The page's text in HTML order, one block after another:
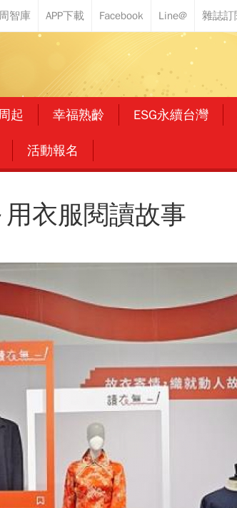
起 幸福熟齡 ESG永續台灣
活動報名
衣服閱讀故事